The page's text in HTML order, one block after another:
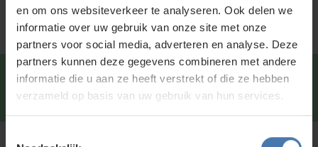
en om ons websiteverkeer te analyseren. Ook delen we
informatie over uw gebruik van onze site met onze
partners voor social media, adverteren en analyse. Deze
partners kunnen deze gegevens combineren met andere
informatie die u aan ze heeft verstrekt of die ze hebben
verzameld op basis van uw gebruik van hun services.
Snel en direct contact?We beantwoorden je vragen
graag viaWhatsapp.